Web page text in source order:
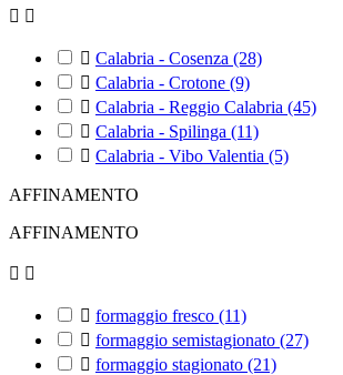
 
 Calabria - Cosenza (28)
 Calabria - Crotone (9)
 Calabria - Reggio Calabria (45)
 Calabria - Spilinga (11)
 Calabria - Vibo Valentia (5)
AFFINAMENTO
AFFINAMENTO
 
 formaggio fresco (11)
 formaggio semistagionato (27)
 formaggio stagionato (21)